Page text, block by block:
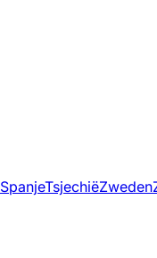
SpanjeTsjechiëZweden